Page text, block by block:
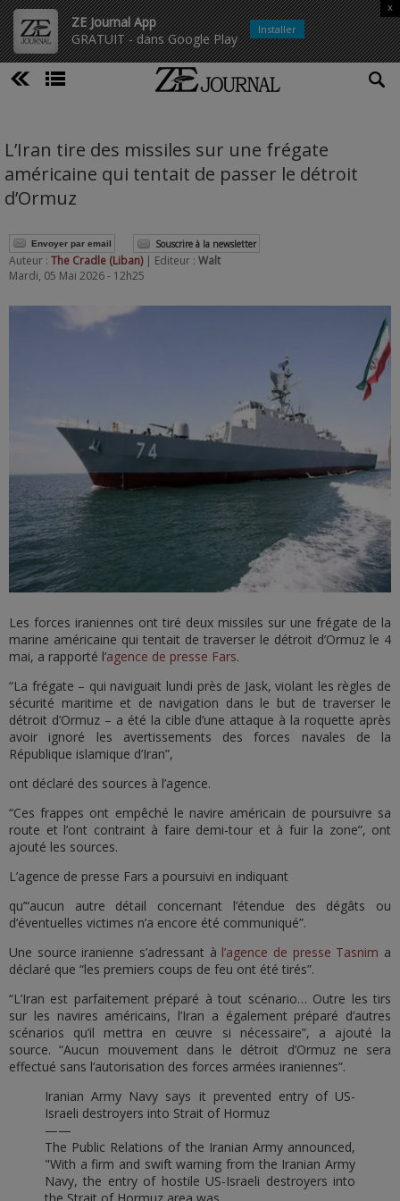
ZE Journal App
GRATUIT - dans Google Play
x
Installer
L’Iran tire des missiles sur une frégate
américaine qui tentait de passer le détroit
d’Ormuz
Envoyer par email Souscrire à la newsletter
Auteur : The Cradle (Liban) | Editeur : Walt
Mardi, 05 Mai 2026 - 12h25
Les forces iraniennes ont tiré deux missiles sur une frégate de la
marine américaine qui tentait de traverser le détroit d’Ormuz le 4
mai, a rapporté l’agence de presse Fars.
“La frégate – qui naviguait lundi près de Jask, violant les règles de
sécurité maritime et de navigation dans le but de traverser le
détroit d’Ormuz – a été la cible d’une attaque à la roquette après
avoir ignoré les avertissements des forces navales de la
République islamique d’Iran”,
ont déclaré des sources à l’agence.
“Ces frappes ont empêché le navire américain de poursuivre sa
route et l’ont contraint à faire demi-tour et à fuir la zone”, ont
ajouté les sources.
L’agence de presse Fars a poursuivi en indiquant
qu’“aucun autre détail concernant l’étendue des dégâts ou
d’éventuelles victimes n’a encore été communiqué”.
Une source iranienne s’adressant à l’agence de presse Tasnim a
déclaré que “les premiers coups de feu ont été tirés”.
“L’Iran est parfaitement préparé à tout scénario… Outre les tirs
sur les navires américains, l’Iran a également préparé d’autres
scénarios qu’il mettra en œuvre si nécessaire”, a ajouté la
source. “Aucun mouvement dans le détroit d’Ormuz ne sera
effectué sans l’autorisation des forces armées iraniennes”.
Iranian Army Navy says it prevented entry of US-
Israeli destroyers into Strait of Hormuz
——
The Public Relations of the Iranian Army announced,
"With a firm and swift warning from the Iranian Army
Navy, the entry of hostile US-Israeli destroyers into